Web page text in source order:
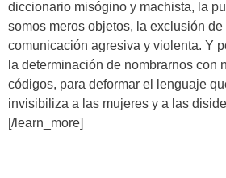
diccionario misógino y machista, la
somos meros objetos, la exclusión
comunicación agresiva y violenta. Y
la determinación de nombrarnos con
códigos, para deformar el lenguaje
invisibiliza a las mujeres y a las
[/learn_more]